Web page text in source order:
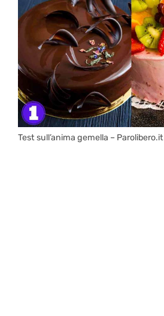
Test sull’anima gemella – Parolibero.it